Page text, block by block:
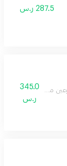
287.5 ر.س
345.0
ر.س